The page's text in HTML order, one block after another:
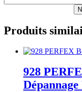
Produits
928
Dépannage